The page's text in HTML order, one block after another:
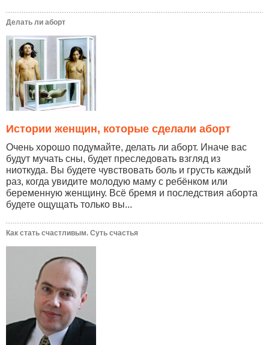
Делать ли аборт
Истории женщин, которые сделали аборт
Очень хорошо подумайте, делать ли аборт. Иначе вас
будут мучать сны, будет преследовать взгляд из
ниоткуда. Вы будете чувствовать боль и грусть каждый
раз, когда увидите молодую маму с ребёнком или
беременную женщину. Всё бремя и последствия аборта
будете ощущать только вы...
Как стать счастливым. Суть счастья